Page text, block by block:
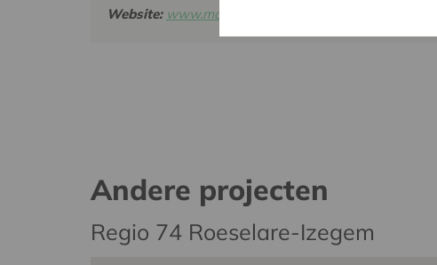
Website: www.mariënstede.be
Andere projecten
Regio 74 Roeselare-Izegem